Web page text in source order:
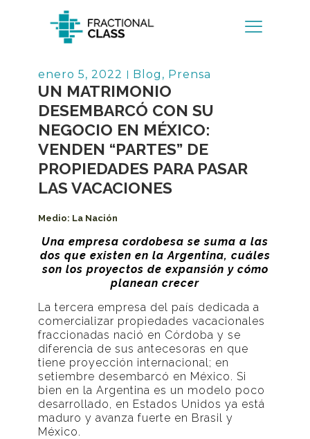
Volver
enero 5, 2022 Blog , Prensa
UN MATRIMONIO
DESEMBARCÓ CON SU
NEGOCIO EN MÉXICO:
VENDEN “PARTES” DE
PROPIEDADES PARA PASAR
LAS VACACIONES
Medio: La Nación
Una empresa cordobesa se suma a las
dos que existen en la Argentina, cuáles
son los proyectos de expansión y cómo
planean crecer
La tercera empresa del país dedicada a
comercializar propiedades vacacionales
fraccionadas nació en Córdoba y se
diferencia de sus antecesoras en que
tiene proyección internacional; en
setiembre desembarcó en México. Si
bien en la Argentina es un modelo poco
desarrollado, en Estados Unidos ya está
maduro y avanza fuerte en Brasil y
México.